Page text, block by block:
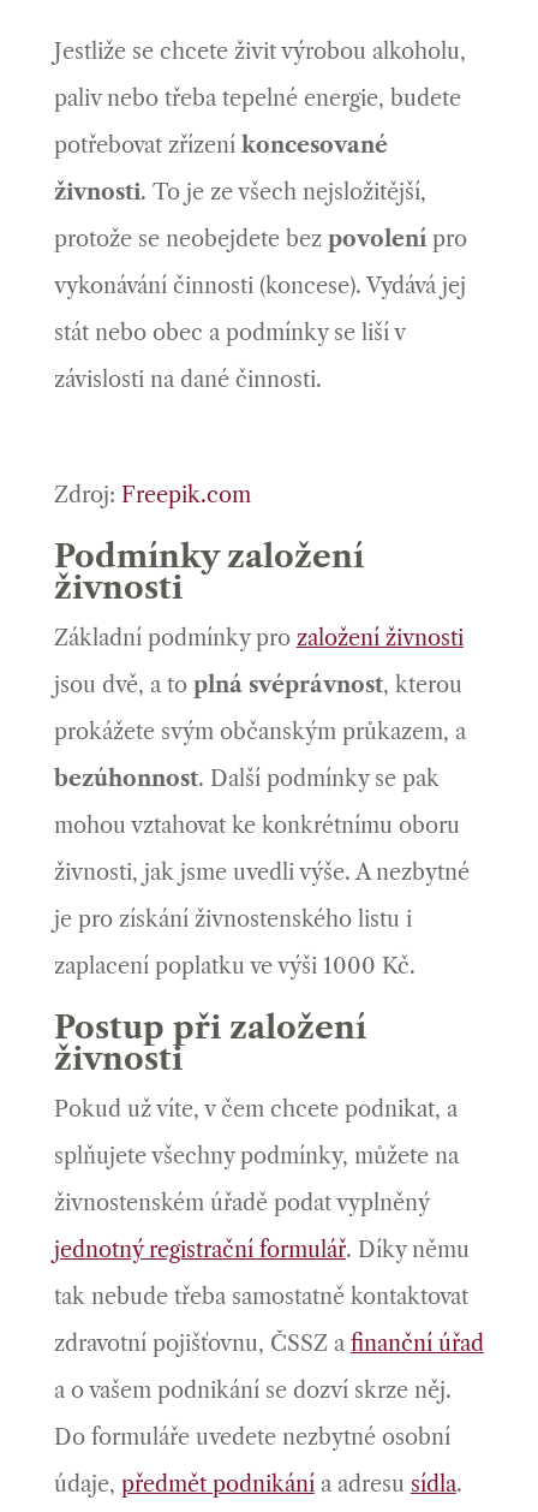
Jestliže se chcete živit výrobou alkoholu,
paliv nebo třeba tepelné energie, budete
potřebovat zřízení koncesované
živnosti. To je ze všech nejsložitější,
protože se neobejdete bez povolenípro
vykonávání činnosti (koncese). Vydává jej
stát nebo obec a podmínky se liší v
závislosti na dané činnosti.
Zdroj: Freepik.com
Podmínky založení
živnosti
Základní podmínky pro založení živnosti
jsou dvě, a to plná svéprávnost, kterou
prokážete svým občanským průkazem, a
bezúhonnost. Další podmínky se pak
mohou vztahovat ke konkrétnímu oboru
živnosti, jak jsme uvedli výše. A nezbytné
je pro získání živnostenského listu i
zaplacení poplatku ve výši 1000 Kč.
Postup při založení
živnosti
Pokud už víte, v čem chcete podnikat, a
splňujete všechny podmínky, můžete na
živnostenském úřadě podat vyplněný
jednotný registrační formulář. Díky němu
tak nebude třeba samostatně kontaktovat
zdravotní pojišťovnu, ČSSZ a finanční úřad
a o vašem podnikání se dozví skrze něj.
Do formuláře uvedete nezbytné osobní
údaje, předmět podnikánía adresu sídla.